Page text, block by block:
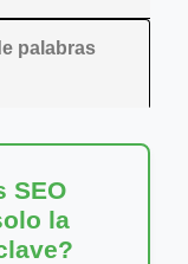
palabras
SEO
la